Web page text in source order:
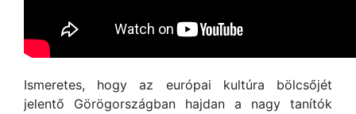
Ismeretes, hogy az európai kultúra bölcsőjét
jelentő Görögországban hajdan a nagy tanítók